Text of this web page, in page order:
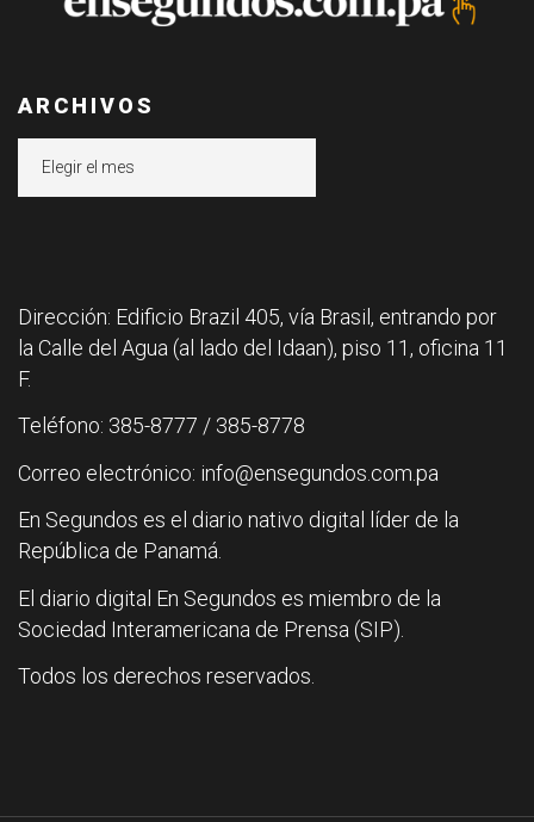
ARCHIVOS
Dirección: Edificio Brazil 405, vía Brasil, entrando por
la Calle del Agua (al lado del Idaan), piso 11, oficina 11
F.
Teléfono: 385-8777 / 385-8778
Correo electrónico: info@ensegundos.com.pa
En Segundos es el diario nativo digital líder de la
República de Panamá.
El diario digital En Segundos es miembro de la
Sociedad Interamericana de Prensa (SIP).
Todos los derechos reservados.